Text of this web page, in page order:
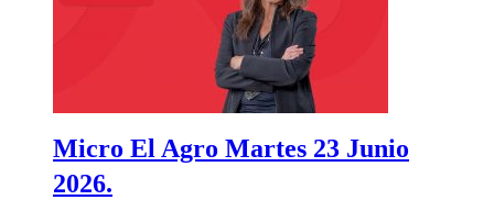
Micro El Agro Martes 23 Junio
2026.